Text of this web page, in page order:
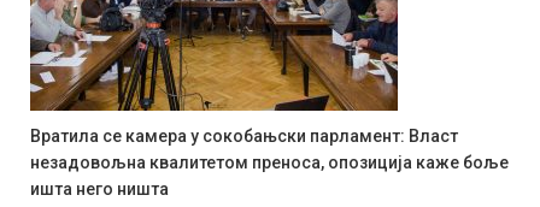
Вратила се камера у сокобањски парламент: Власт
незадовољна квалитетом преноса, опозиција каже боље
ишта него ништа